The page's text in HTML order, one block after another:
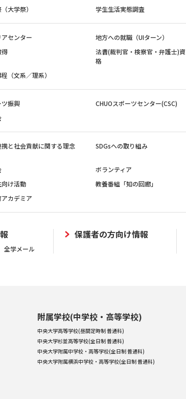
大学祭）
学生生活実態調査
センター 地方への就職（UIターン）
得
法曹(裁判官・検察官・弁護士)資
格
（文系／理系）
ツ振興 CHUOスポーツセンター(CSC)
携と社会貢献に関する理念 SDGsへの取り組み
ボランティア
け活動
教養番組「知の回廊」
カデミア
全学メール
保護者の方向け情報
附属学校(中学校・高等学校)
中央大学高等学校(昼間定時制 普通科)
中央大学杉並高等学校(全日制 普通科)
中央大学附属中学校・高等学校(全日制 普通科)
中央大学附属横浜中学校・高等学校(全日制 普通科)